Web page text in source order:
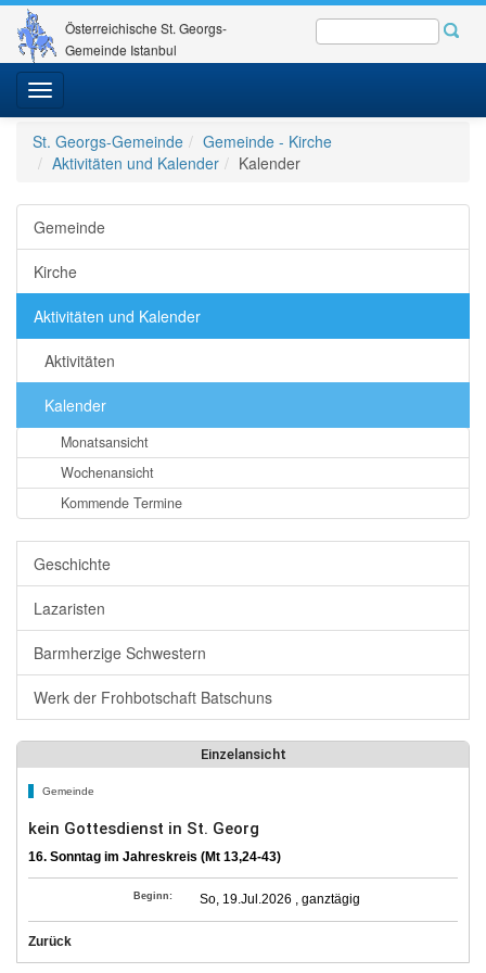
Österreichische St. Georgs-
Gemeinde Istanbul
Toggle
navigation
St. Georgs-Gemeinde
Gemeinde - Kirche
Aktivitäten und Kalender
Kalender
Gemeinde
Kirche
Aktivitäten und Kalender
Aktivitäten
Kalender
Monatsansicht
Wochenansicht
Kommende Termine
Geschichte
Lazaristen
Barmherzige Schwestern
Werk der Frohbotschaft Batschuns
Einzelansicht
Gemeinde
kein Gottesdienst in St. Georg
16. Sonntag im Jahreskreis (Mt 13,24-43)
Beginn: So, 19.Jul.2026 , ganztägig
Zurück